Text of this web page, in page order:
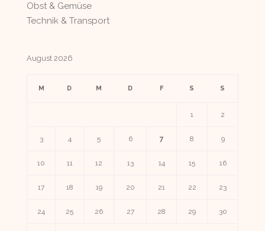
Obst & Gemüse
Technik & Transport
August 2026
M D M D F S S
1 2
3 4 5 6 7 8 9
10 11 12 13 14 15 16
17 18 19 20 21 22 23
24 25 26 27 28 29 30